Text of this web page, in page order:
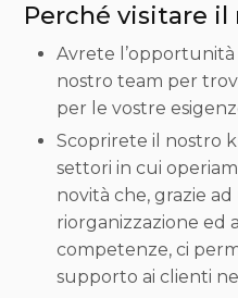
Perché visitare il
Avrete
nostro team per
per le vostre
Scoprirete il nostro
settori in cui
novità che, grazie
riorganizzazione ed
competenze, ci
supporto ai clienti